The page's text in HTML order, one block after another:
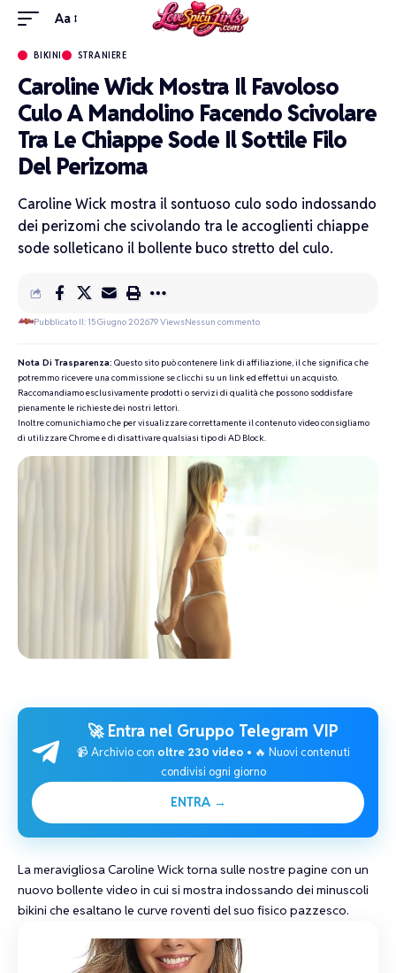
Aa
BIKINI STRANIERE
Caroline Wick Mostra Il Favoloso
Culo A Mandolino Facendo Scivolare
Tra Le Chiappe Sode Il Sottile Filo
Del Perizoma
Caroline Wick mostra il sontuoso culo sodo indossando
dei perizomi che scivolando tra le accoglienti chiappe
sode solleticano il bollente buco stretto del culo.
Pubblicato Il: 15 Giugno 202679 ViewsNessun commento
Nota Di Trasparenza: Questo sito può contenere link di affiliazione, il che significa che
potremmo ricevere una commissione se clicchi su un link ed effettui un acquisto.
Raccomandiamo esclusivamente prodotti o servizi di qualità che possono soddisfare
pienamente le richieste dei nostri lettori.
Inoltre comunichiamo che per visualizzare correttamente il contenuto video consigliamo
di utilizzare Chrome e di disattivare qualsiasi tipo di AD Block.
🚀 Entra nel Gruppo Telegram VIP
📹 Archivio con oltre 230 video • 🔥 Nuovi contenuti
condivisi ogni giorno
ENTRA →
La meravigliosaCaroline Wicktorna sulle nostre pagine con un
nuovo bollente video in cui si mostra indossando dei minuscoli
bikini che esaltano le curve roventi del suo fisico pazzesco.